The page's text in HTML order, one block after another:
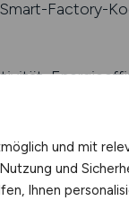
Factory-
Hier
Ambitionen
zu
und mit
und
Ihnen